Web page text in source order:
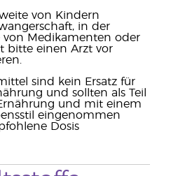
von Kindern
in der
von Medikamenten oder
bitte einen Arzt vor
sind kein Ersatz für
und sollten als Teil
und mit einem
eingenommen
Dosis